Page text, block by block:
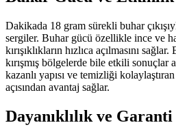
Dakikada 18 gram sürekli buhar
sergiler. Buhar gücü özellikle ince ve
kırışıklıkların hızlıca açılmasını
kırışmış bölgelerde bile etkili sonuçlar
kazanlı yapısı ve temizliği
açısından avantaj sağlar.
Dayanıklılık ve